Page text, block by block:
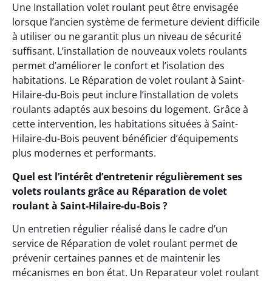
Une Installation volet roulant peut être envisagée
lorsque l’ancien système de fermeture devient difficile
à utiliser ou ne garantit plus un niveau de sécurité
suffisant. L’installation de nouveaux volets roulants
permet d’améliorer le confort et l’isolation des
habitations. Le Réparation de volet roulant à Saint-
Hilaire-du-Bois peut inclure l’installation de volets
roulants adaptés aux besoins du logement. Grâce à
cette intervention, les habitations situées à Saint-
Hilaire-du-Bois peuvent bénéficier d’équipements
plus modernes et performants.
Quel est l’intérêt d’entretenir régulièrement ses
volets roulants grâce au Réparation de volet
roulant à Saint-Hilaire-du-Bois ?
Un entretien régulier réalisé dans le cadre d’un
service de Réparation de volet roulant permet de
prévenir certaines pannes et de maintenir les
mécanismes en bon état. Un Reparateur volet roulant